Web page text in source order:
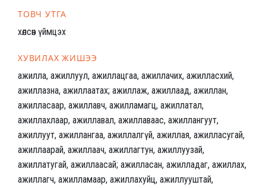
ТОВЧ УТГА
хөлсөн үймцэх
ХУВИЛАХ ЖИШЭЭ
ажилла, ажиллуул, ажиллацгаа, ажиллачих, ажилласхий,
ажиллазна, ажиллаатах; ажиллаж, ажиллаад, ажиллан,
ажилласаар, ажиллавч, ажилламагц, ажиллатал,
ажиллахлаар, ажиллавал, ажиллаваас, ажиллангуут,
ажиллуут, ажиллангаа, ажиллалгүй, ажиллая, ажилласугай,
ажиллаарай, ажиллаач, ажиллагтун, ажиллуузай,
ажиллатугай, ажиллаасай; ажилласан, ажилладаг, ажиллах,
ажиллагч, ажилламаар, ажиллахуйц, ажиллууштай,